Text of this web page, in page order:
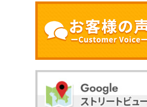
ショーケース
コンロ・レンジ
ブラストチラー・ショッ
リーザー
ドロワータイプ・他
65kg
100kg以上
ワインセラー・ワインク
ー